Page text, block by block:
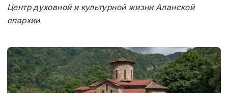
Центр духовной и культурной жизни Аланской
епархии